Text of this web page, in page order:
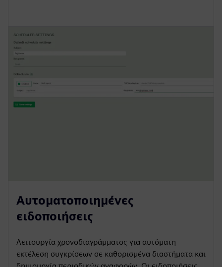
Αυτοματοποιημένες
ειδοποιήσεις
Λειτουργία χρονοδιαγράμματος για αυτόματη
εκτέλεση συγκρίσεων σε καθορισμένα διαστήματα και